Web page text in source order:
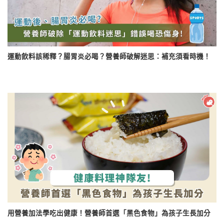
運動飲料該稀釋？腸胃炎必喝？營養師破解迷思：補充須看時機！
用營養加法學吃出健康！營養師首選「黑色食物」為孩子生長加分